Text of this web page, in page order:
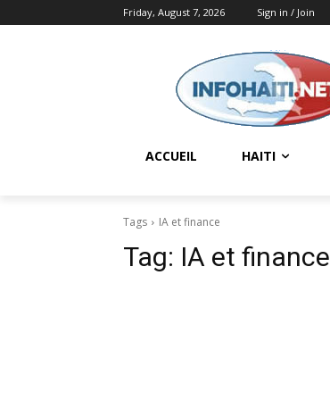
Friday, August 7, 2026 Sign in / Join
ACCUEIL HAITI
Tags IA et finance
Tag: IA et finance